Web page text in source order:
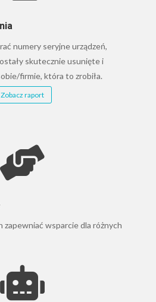
numery seryjne urządzeń,
skutecznie usunięte i
firmie, która to zrobiła.
Zobacz raport

zapewniać wsparcie dla różnych
